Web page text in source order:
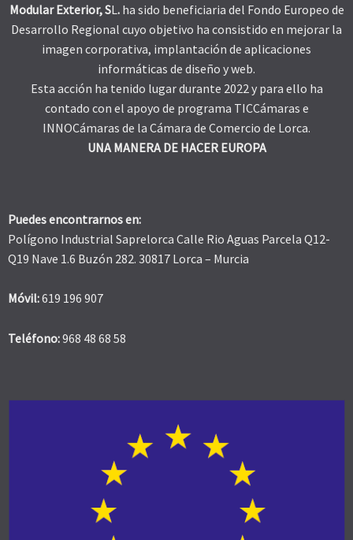
Modular Exterior, SL.ha sido beneficiaria del Fondo Europeo de
Desarrollo Regional cuyo objetivo ha consistido en mejorar la
imagen corporativa, implantación de aplicaciones
informáticas de diseño y web.
Esta acción ha tenido lugar durante 2022 y para ello ha
contado con el apoyo de programa TICCámaras e
INNOCámaras de la Cámara de Comercio de Lorca.
UNA MANERA DE HACER EUROPA
Puedes encontrarnos en:
Polígono Industrial Saprelorca Calle Rio Aguas Parcela Q12-
Q19 Nave 1.6 Buzón 282. 30817 Lorca – Murcia
Móvil:619 196 907
Teléfono:968 48 68 58